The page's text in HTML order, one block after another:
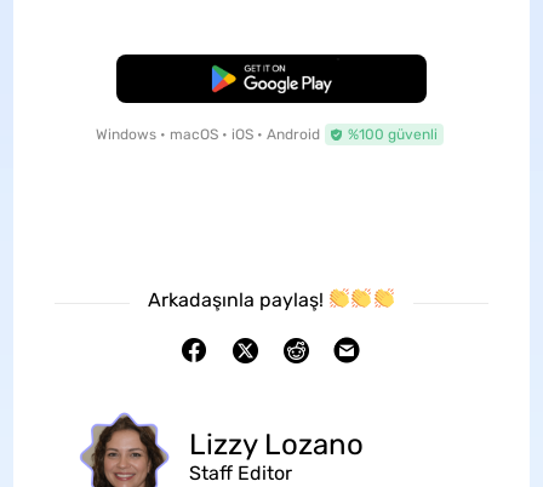
Ücretsiz İndirme
Windows • macOS • iOS • Android %100 güvenli
Arkadaşınla paylaş!
Lizzy Lozano
Staff Editor